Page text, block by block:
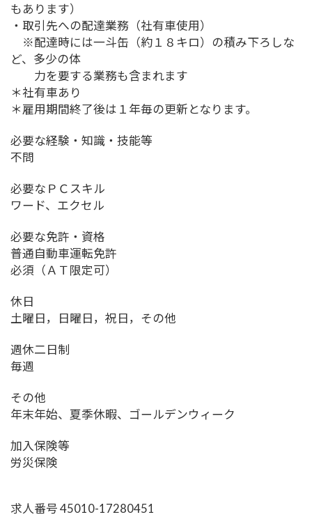
もあります）
・取引先への配達業務（社有車使用）
※配達時には一斗缶（約１８キロ）の積み下ろしな
ど、多少の体
力を要する業務も含まれます
＊社有車あり
＊雇用期間終了後は１年毎の更新となります。
必要な経験・知識・技能等
不問
必要なＰＣスキル
ワード、エクセル
必要な免許・資格
普通自動車運転免許
必須（ＡＴ限定可）
休日
土曜日，日曜日，祝日，その他
週休二日制
毎週
その他
年末年始、夏季休暇、ゴールデンウィーク
加入保険等
労災保険
求人番号 45010-17280451